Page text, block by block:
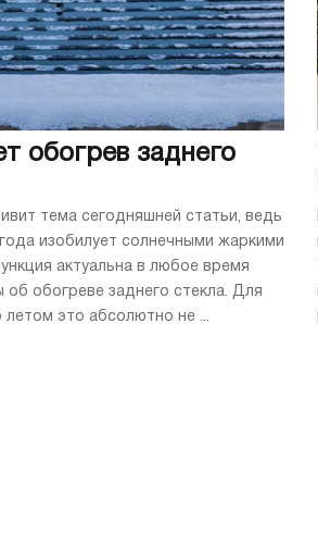
обогрев заднего
тема сегодняшней статьи, ведь
изобилует солнечными жаркими
актуальна в любое время
обогреве заднего стекла. Для
летом это абсолютно не ...